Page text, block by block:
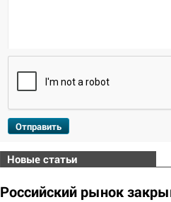
Отправить
Новые статьи
Российский рынок